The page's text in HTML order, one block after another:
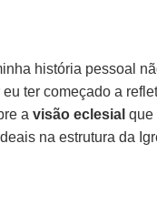
história pessoal
ter começado a
avisão eclesial que
na estrutura da